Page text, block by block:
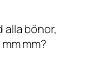
alla bönor,
mm?